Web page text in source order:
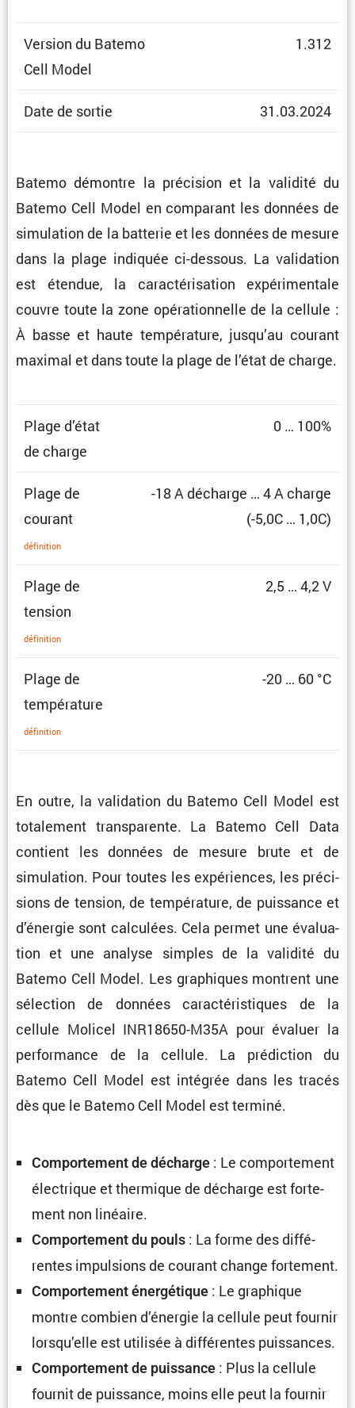
Version du Batemo
Cell Model
1.312
Date de sortie 31.03.2024
Batemo démontre la préci­sion et la validité du
Batemo Cell Model en compa­rant les données de
simula­tion de la batterie et les données de mesure
dans la plage indiquée ci-dessous. La valida­tion
est étendue, la carac­té­ri­sa­tion expéri­men­tale
couvre toute la zone opéra­tion­nelle de la cellule :
À basse et haute tempé­ra­ture, jusqu’au courant
maximal et dans toute la plage de l’état de charge.
Plage d’état
de charge
0 … 100%
Plage de
courant
défini­tion
-18 A décharge … 4 A charge
(-5,0C … 1,0C)
Plage de
tension
défini­tion
2,5 … 4,2 V
Plage de
température
défini­tion
-20 … 60 °C
En outre, la valida­tion du Batemo Cell Model est
totale­ment trans­pa­rente. La Batemo Cell Data
contient les données de mesure brute et de
simula­tion. Pour toutes les expériences, les préci­
sions de tension, de tempé­ra­ture, de puissance et
d’énergie sont calcu­lées. Cela permet une évalua­
tion et une analyse simples de la validité du
Batemo Cell Model. Les graphiques montrent une
sélec­tion de données carac­té­ris­tiques de la
cellule Molicel INR18650-M35A pour évaluer la
perfor­mance de la cellule. La prédic­tion du
Batemo Cell Model est intégrée dans les tracés
dès que le Batemo Cell Model est terminé.
Compor­te­ment de décharge : Le compor­te­ment
électrique et thermique de décharge est forte­
ment non linéaire.
Compor­te­ment du pouls : La forme des diffé­
rentes impul­sions de courant change fortement.
Compor­te­ment énergé­tique : Le graphique
montre combien d’énergie la cellule peut fournir
lorsqu’elle est utilisée à diffé­rentes puissances.
Compor­te­ment de puissance : Plus la cellule
fournit de puissance, moins elle peut la fournir